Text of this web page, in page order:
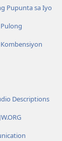
Pupunta sa Iyo
Descriptions